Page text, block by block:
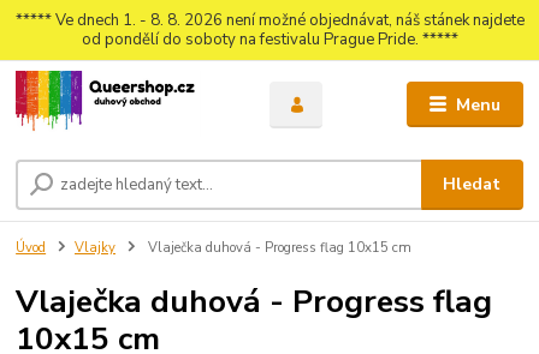
***** Ve dnech 1. - 8. 8. 2026 není možné objednávat, náš stánek najdete
od pondělí do soboty na festivalu Prague Pride. *****
Menu
Hledat
Úvod Vlajky Vlaječka duhová - Progress flag 10x15 cm
Vlaječka duhová - Progress flag
10x15 cm